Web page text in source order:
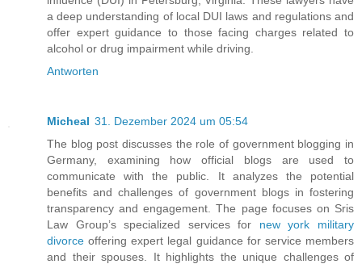
a deep understanding of local DUI laws and regulations and
offer expert guidance to those facing charges related to
alcohol or drug impairment while driving.
Antworten
Micheal 31. Dezember 2024 um 05:54
The blog post discusses the role of government blogging in
Germany, examining how official blogs are used to
communicate with the public. It analyzes the potential
benefits and challenges of government blogs in fostering
transparency and engagement. The page focuses on Sris
Law Group’s specialized services for new york military
divorce offering expert legal guidance for service members
and their spouses. It highlights the unique challenges of